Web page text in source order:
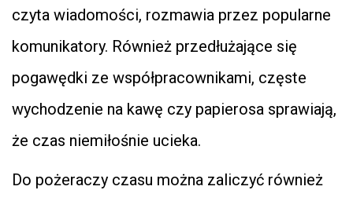
czyta wiadomości, rozmawia przez popularne
komunikatory. Również przedłużające się
pogawędki ze współpracownikami, częste
wychodzenie na kawę czy papierosa sprawiają,
że czas niemiłośnie ucieka.
Do pożeraczy czasu można zaliczyć również